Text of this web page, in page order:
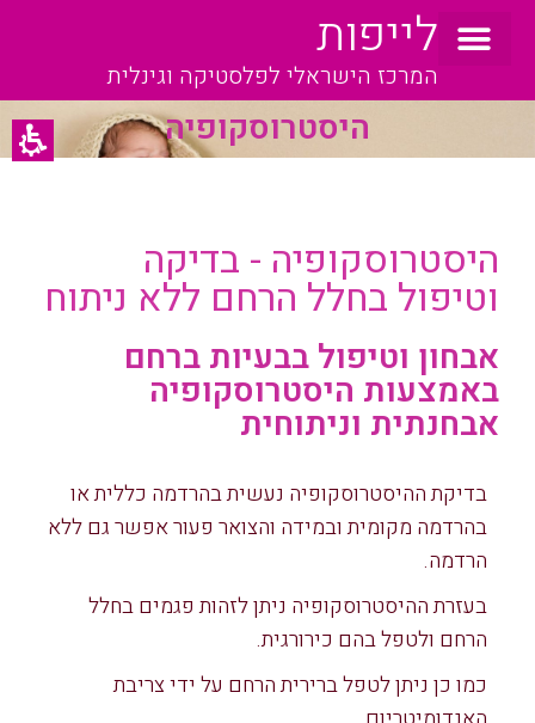
לייפות
המרכז הישראלי לפלסטיקה וגינלית
היסטרוסקופיה
היסטרוסקופיה - בדיקה
וטיפול בחלל הרחם ללא ניתוח
אבחון וטיפול בבעיות ברחם
באמצעות היסטרוסקופיה
אבחנתית וניתוחית
בדיקת ההיסטרוסקופיה נעשית בהרדמה כללית או
בהרדמה מקומית ובמידה והצואר פעור אפשר גם ללא
הרדמה.
בעזרת ההיסטרוסקופיה ניתן לזהות פגמים בחלל
הרחם ולטפל בהם כירורגית.
כמו כן ניתן לטפל ברירית הרחם על ידי צריבת